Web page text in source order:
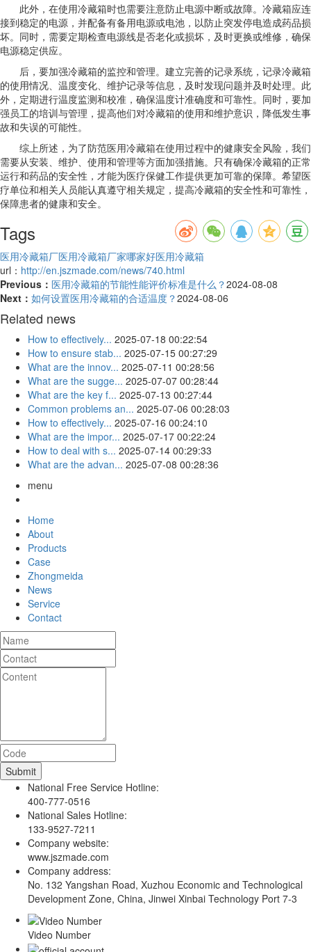
此外，在使用冷藏箱时也需要注意防止电源中断或故障。冷藏箱应连
接到稳定的电源，并配备有备用电源或电池，以防止突发停电造成药品损
坏。同时，需要定期检查电源线是否老化或损坏，及时更换或维修，确保
电源稳定供应。
后，要加强冷藏箱的监控和管理。建立完善的记录系统，记录冷藏箱
的使用情况、温度变化、维护记录等信息，及时发现问题并及时处理。此
外，定期进行温度监测和校准，确保温度计准确度和可靠性。同时，要加
强员工的培训与管理，提高他们对冷藏箱的使用和维护意识，降低发生事
故和失误的可能性。
综上所述，为了防范医用冷藏箱在使用过程中的健康安全风险，我们
需要从安装、维护、使用和管理等方面加强措施。只有确保冷藏箱的正常
运行和药品的安全性，才能为医疗保健工作提供更加可靠的保障。希望医
疗单位和相关人员能认真遵守相关规定，提高冷藏箱的安全性和可靠性，
保障患者的健康和安全。
Tags
医用冷藏箱厂医用冷藏箱厂家哪家好医用冷藏箱
url： http://en.jszmade.com/news/740.html
Previous： 医用冷藏箱的节能性能评价标准是什么？2024-08-08
Next： 如何设置医用冷藏箱的合适温度？2024-08-06
Related news
How to effectively... 2025-07-18 00:22:54
How to ensure stab... 2025-07-15 00:27:29
What are the innov... 2025-07-11 00:28:56
What are the sugge... 2025-07-07 00:28:44
What are the key f... 2025-07-13 00:27:44
Common problems an... 2025-07-06 00:28:03
How to effectively... 2025-07-16 00:24:10
What are the impor... 2025-07-17 00:22:24
How to deal with s... 2025-07-14 00:29:33
What are the advan... 2025-07-08 00:28:36
menu
Home
About
Products
Case
Zhongmeida
News
Service
Contact
National Free Service Hotline:
400-777-0516
National Sales Hotline:
133-9527-7211
Company website:
www.jszmade.com
Company address:
No. 132 Yangshan Road, Xuzhou Economic and Technological
Development Zone, China, Jinwei Xinbai Technology Port 7-3
Video Number